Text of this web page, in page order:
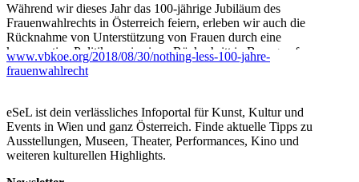
Während wir dieses Jahr das 100-jährige Jubiläum des
Frauenwahlrechts in Österreich feiern, erleben wir auch die
Rücknahme von Unterstützung von Frauen durch eine
konservative Politik sowie einen Rückschritt in Bezug auf
Gleichberechtigung und andere frauenbezogene Anliegen: 2018
sind weibliche Beschäftigte weit davon entfernt, gleiche
Agenden werden durch finanzielle Kürzungen schikaniert;
(queere) Künstlerinnen sind in Ausstellungen und auf dem
Kunstmarkt immer noch unterrepräsentiert; und wiederum geht
die Liste weiter. Somit bleiben einige Fragen offen: Wird der
Kampf der Frauen jemals aufhören? Wie können wir
www.vbkoe.org/2018/08/30/nothing-less-100-jahre-
frauenwahlrecht
eSeL ist dein verlässliches Infoportal für Kunst, Kultur und
Events in Wien und ganz Österreich. Finde aktuelle Tipps zu
Ausstellungen, Museen, Theater, Performances, Kino und
weiteren kulturellen Highlights.